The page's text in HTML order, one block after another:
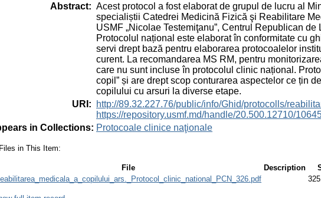
Abstract: Acest protocol a fost elaborat de grupul de lucru al
specialiștii Catedrei Medicină Fizică şi Reabilitare
USMF „Nicolae Testemiţanu”, Centrul Republican
Protocolul național este elaborat în conformitate cu
servi drept bază pentru elaborarea protocoalelor
curent. La recomandarea MS RM, pentru
care nu sunt incluse în protocolul clinic național.
copil” și are drept scop conturarea aspectelor ce țin
copilului cu arsuri la diverse etape.
URI :
http://89.32.227.76/public/info/Ghid/protocolls/
https://repository.usmf.md/handle/20.500.12710/
in Collections: Protocoale clinice naţionale
Files in This Item:
File Description